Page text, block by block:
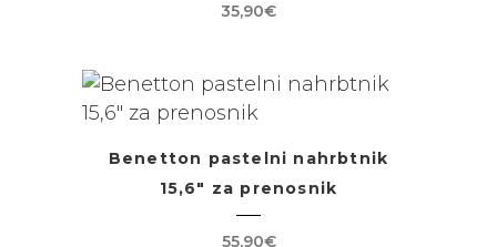
35,90€
Benetton pastelni nahrbtnik
15,6″ za prenosnik
55,90€